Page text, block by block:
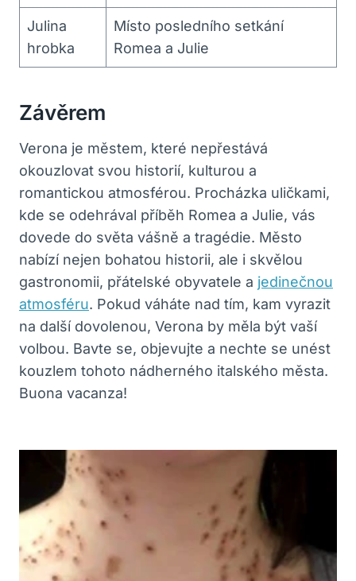
Julina
hrobka
Místo posledního setkání
Romea a Julie
Závěrem
Verona je městem, které nepřestává
okouzlovat svou historií, kulturou a
romantickou atmosférou. Procházka uličkami,
kde se odehrával příběh Romea a Julie, vás
dovede do světa vášně a tragédie. Město
nabízí nejen bohatou historii, ale i skvělou
gastronomii, přátelské obyvatele a jedinečnou
atmosféru. Pokud váháte nad tím, kam vyrazit
na další dovolenou, Verona by měla být vaší
volbou. Bavte se, objevujte a nechte se unést
kouzlem tohoto nádherného italského města.
Buona vacanza!